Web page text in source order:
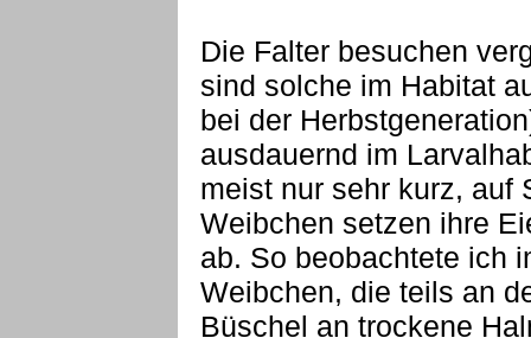
Die Falter besuchen
sind solche im Habitat
bei der
ausdauernd im
meist nur sehr kurz, auf
Weibchen setzen ihre
ab. So beobachtete ich
Weibchen, die teils an
Büschel an trockene